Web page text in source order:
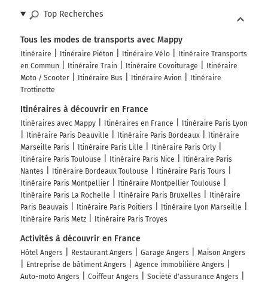
Top Recherches
Tous les modes de transports avec Mappy
Itinéraire Itinéraire Piéton Itinéraire Vélo
Itinéraire Transports
en Commun
Itinéraire Train Itinéraire Covoiturage
Itinéraire
Moto / Scooter
Itinéraire Bus Itinéraire Avion
Itinéraire
Trottinette
Itinéraires à découvrir en France
Itinéraires avec Mappy Itinéraires en France
Itinéraire Paris Lyon
Itinéraire Paris Deauville
Itinéraire Paris Bordeaux
Itinéraire
Marseille Paris
Itinéraire Paris Lille
Itinéraire Paris Orly
Itinéraire Paris Toulouse
Itinéraire Paris Nice
Itinéraire Paris
Nantes
Itinéraire Bordeaux Toulouse
Itinéraire Paris Tours
Itinéraire Paris Montpellier
Itinéraire Montpellier Toulouse
Itinéraire Paris La Rochelle
Itinéraire Paris Bruxelles
Itinéraire
Paris Beauvais
Itinéraire Paris Poitiers
Itinéraire Lyon Marseille
Itinéraire Paris Metz
Itinéraire Paris Troyes
Activités à découvrir en France
Hôtel Angers Restaurant Angers Garage Angers
Maison Angers
Entreprise de bâtiment Angers
Agence immobilière Angers
Auto-moto Angers
Coiffeur Angers
Société d'assurance Angers